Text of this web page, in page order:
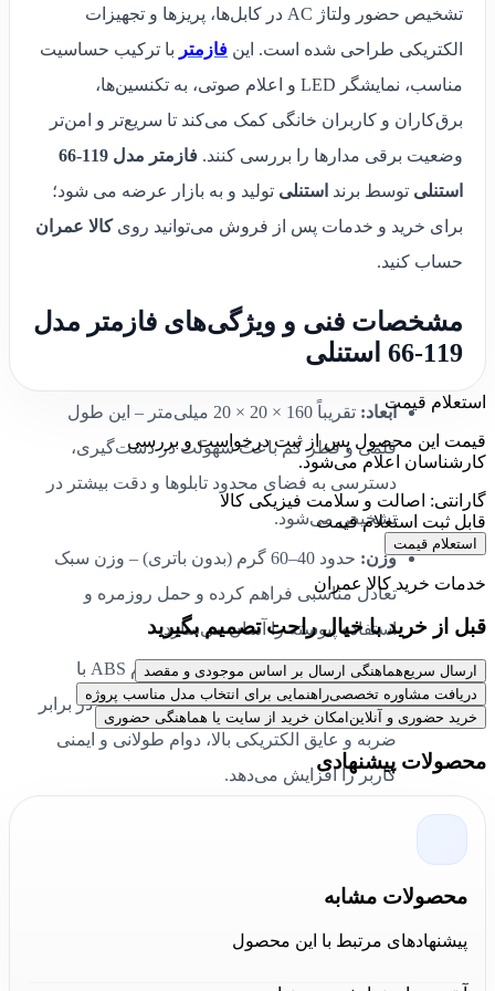
تشخیص حضور ولتاژ AC در کابل‌ها، پریزها و تجهیزات
الکتریکی طراحی شده است. این فازمتر با ترکیب حساسیت
مناسب، نمایشگر LED و اعلام صوتی، به تکنسین‌ها،
برق‌کاران و کاربران خانگی کمک می‌کند تا سریع‌تر و امن‌تر
وضعیت برقی مدارها را بررسی کنند.
فازمتر مدل 119-66
استنلی توسط برند استنلی تولید و به بازار عرضه می شود؛
برای خرید و خدمات پس از فروش می‌توانید رویکالا عمران
حساب کنید.
مشخصات فنی و ویژگی‌های فازمتر مدل
119-66 استنلی
ابعاد:
تقریباً 160 × 20 × 20 میلی‌متر – این طول
قلمی و قطر کم باعث سهولت در دست‌گیری،
دسترسی به فضای محدود تابلوها و دقت بیشتر در
تشخیص می‌شود.
وزن:
حدود 40–60 گرم (بدون باتری) – وزن سبک
تعادل مناسبی فراهم کرده و حمل روزمره و
استفاده پیوسته را آسان می‌سازد.
جنس محصول:
بدنه از پلاستیک مقاوم ABS با
روکش TPU در محل نگه‌داشتن – مقاومت در برابر
ضربه و عایق الکتریکی بالا، دوام طولانی و ایمنی
کاربر را افزایش می‌دهد.
رطوبت و خراش احتمالی هنگام کار در محیط‌های
استعلام قیمت
قیمت این محصول پس از ثبت درخواست و بررسی
کارشناسان اعلام می‌شود.
گارانتی: اصالت و سلامت فیزیکی کالا
قابل ثبت استعلام قیمت
استعلام قیمت
خدمات خرید کالا عمران
قبل از خرید با خیال راحت تصمیم بگیرید
ارسال سریعهماهنگی ارسال بر اساس موجودی و مقصد
دریافت مشاوره تخصصیراهنمایی برای انتخاب مدل مناسب پروژه
خرید حضوری و آنلاین امکان خرید از سایت یا هماهنگی حضوری
محصولات پیشنهادی
محصولات مشابه
پیشنهادهای مرتبط با این محصول